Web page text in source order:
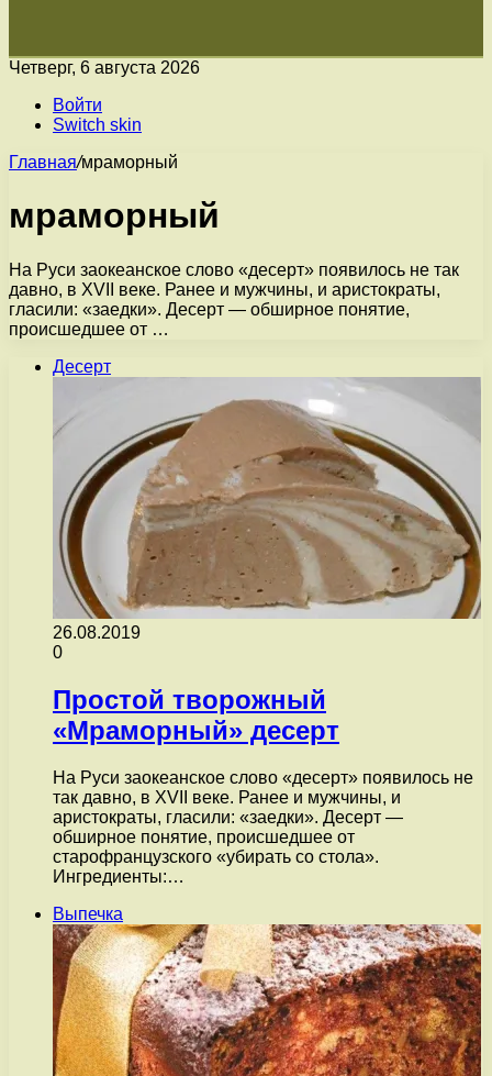
Четверг, 6 августа 2026
Войти
Switch skin
Главная/мраморный
мраморный
На Руси заокеанское слово «десерт» появилось не так
давно, в XVII веке. Ранее и мужчины, и аристократы,
гласили: «заедки». Десерт — обширное понятие,
происшедшее от …
Десерт
26.08.2019
0
Простой творожный
«Мраморный» десерт
На Руси заокеанское слово «десерт» появилось не
так давно, в XVII веке. Ранее и мужчины, и
аристократы, гласили: «заедки». Десерт —
обширное понятие, происшедшее от
старофранцузского «убирать со стола».
Ингредиенты:…
Выпечка